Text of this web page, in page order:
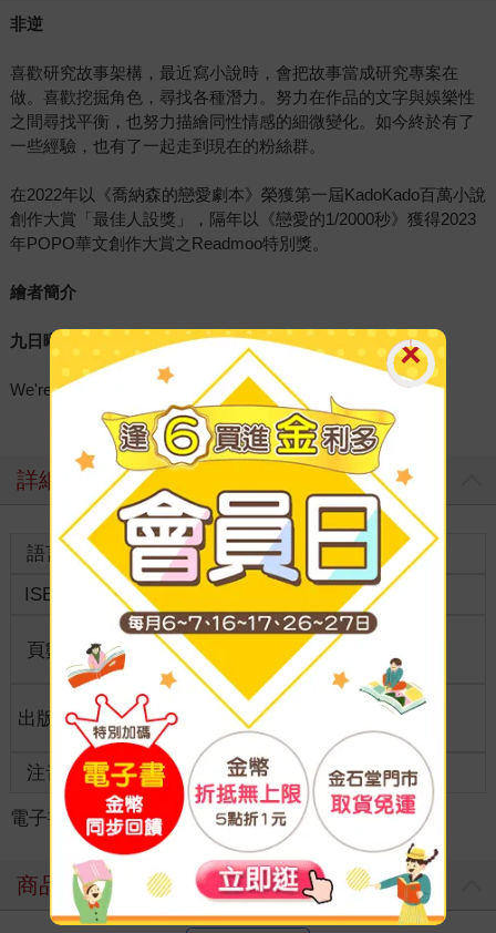
非逆
喜歡研究故事架構，最近寫小說時，會把故事當成研究專案在
做。喜歡挖掘角色，尋找各種潛力。努力在作品的文字與娛樂性
之間尋找平衡，也努力描繪同性情感的細微變化。如今終於有了
一些經驗，也有了一起走到現在的粉絲群。
在2022年以《喬納森的戀愛劇本》榮獲第一屆KadoKado百萬小說
創作大賞「最佳人設獎」，隔年以《戀愛的1/2000秒》獲得2023
年POPO華文創作大賞之Readmoo特別獎。
繪者簡介
九日曦
We're all storytellers.
詳細資料
語言 中文繁體
裝訂
ISBN
9786264000963 分級 限制級
頁數 320
商品規
21.0*14.7*1.8
出版地 台灣
適讀年
齡
成人適讀
注音 級別
電子書 ＞ 輕小說 ＞ 華文作品 ＞ 戀愛情事
商品評價